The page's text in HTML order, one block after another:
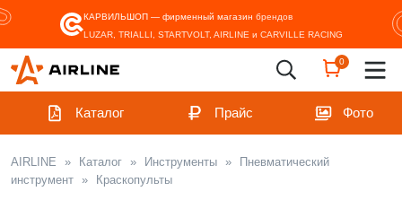
КАРВИЛЬШОП — фирменный магазин брендов
LUZAR, TRIALLI, STARTVOLT, AIRLINE и CARVILLE RACING
0
Каталог Прайс Фото
AIRLINE » Каталог » Инструменты »
Пневматический
инструмент » Краскопульты